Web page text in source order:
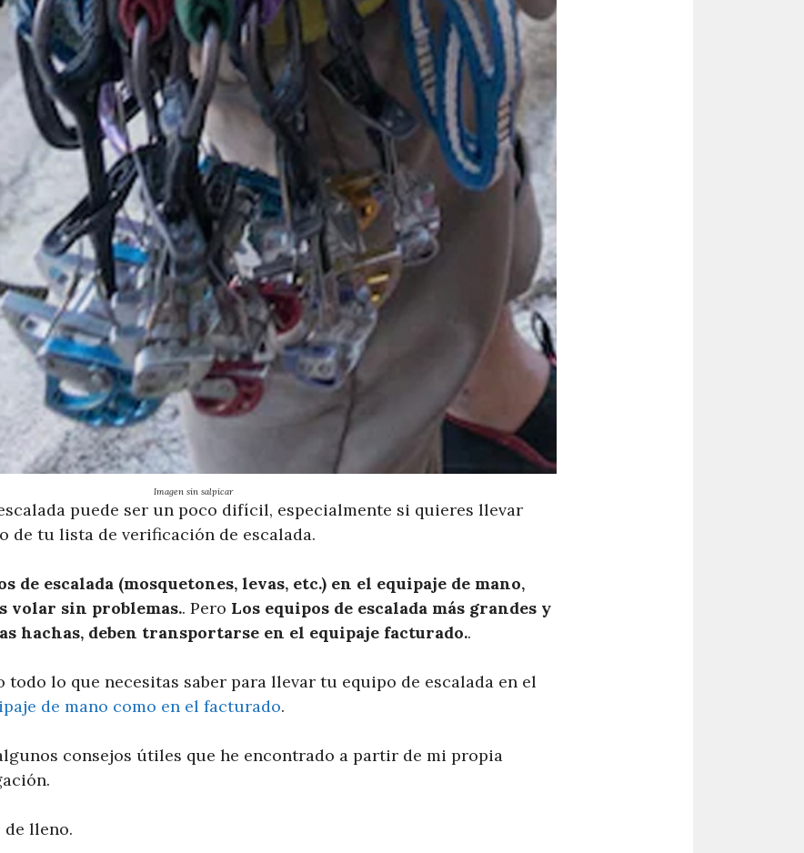
Imagen sin salpicar
puede ser un poco difícil, especialmente si quieres llevar
de tu lista de verificación de escalada.
de escalada (mosquetones, levas, etc.) en el equipaje de mano,
volar sin problemas.. Pero Los equipos de escalada más grandes y
hachas, deben transportarse en el equipaje facturado..
todo lo que necesitas saber para llevar tu equipo de escalada en el
de mano como en el facturado.
consejos útiles que he encontrado a partir de mi propia
de lleno.